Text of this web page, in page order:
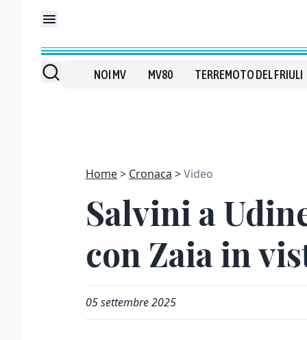
NOI MV MV80 TERREMOTO DEL FRIULI
Home Cronaca Video
Salvini a
con Zaia in
05 settembre 2025